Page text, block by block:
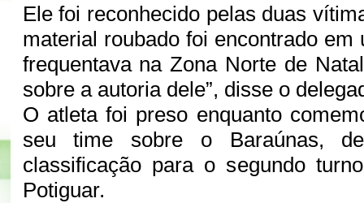
Ele foi reconhecido pelas duas
material roubado foi encontrado em
frequentava na Zona Norte de
sobre a autoria dele”, disse o
O atleta foi preso enquanto
seu time sobre o Baraúnas,
classificação para o segundo
Potiguar.